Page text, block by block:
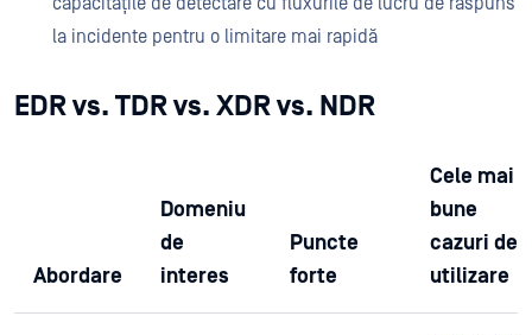
la incidente pentru o limitare mai rapidă
EDR vs. TDR vs. XDR vs. NDR
Abordare
Domeniu
de
interes
Puncte
forte
Cele mai
bune
cazuri de
utilizare